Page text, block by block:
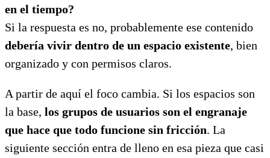
en el tiempo?
Si la respuesta es no, probablemente ese contenido
debería vivir dentro de un espacio existente, bien
organizado y con permisos claros.
A partir de aquí el foco cambia. Si los espacios son
la base, los grupos de usuarios son el engranaje
que hace que todo funcione sin fricción. La
siguiente sección entra de lleno en esa pieza que casi